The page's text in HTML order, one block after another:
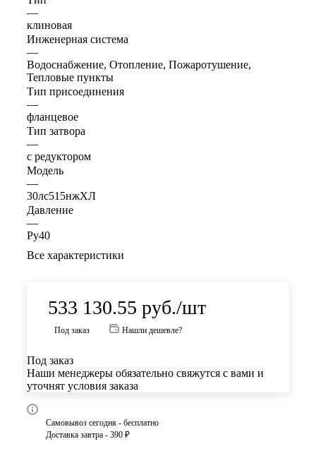
—
клиновая
Инженерная система
—
Водоснабжение, Отопление, Пожаротушение,
Тепловые пункты
Тип присоединения
—
фланцевое
Тип затвора
—
с редуктором
Модель
—
30лс515нжХЛ
Давление
—
Ру40
Все характеристики
533 130.55 руб./шт
Под заказ Нашли дешевле?
Под заказ
Наши менеджеры обязательно свяжутся с вами и
уточнят условия заказа
Самовывоз сегодня - бесплатно
Доставка завтра - 390 ₽